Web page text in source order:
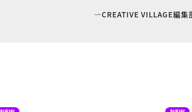
CREATIVE VILLAGE編集